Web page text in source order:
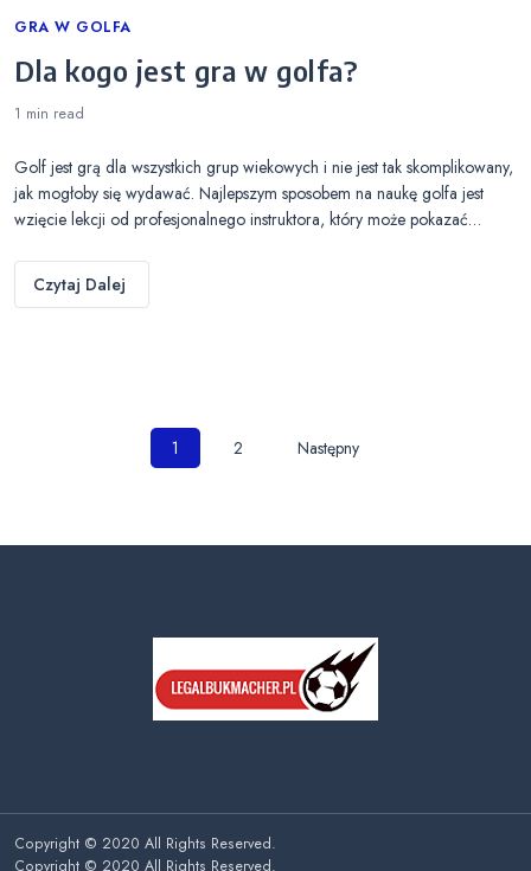
Categories
GRA W GOLFA
Dla kogo jest gra w golfa?
1 min read
Golf jest grą dla wszystkich grup wiekowych i nie jest tak skomplikowany,
jak mogłoby się wydawać. Najlepszym sposobem na naukę golfa jest
wzięcie lekcji od profesjonalnego instruktora, który może pokazać…
Czytaj Dalej
Nawigacja
1 2 Następny
Copyright © 2020 All Rights Reserved.
Copyright © 2020 All Rights Reserved.